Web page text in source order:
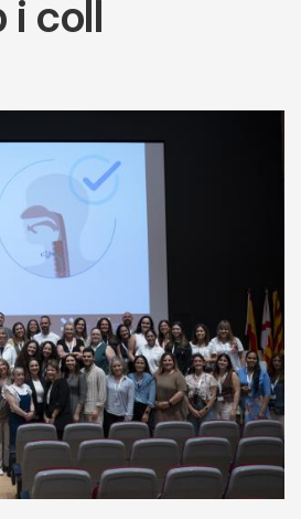
i coll